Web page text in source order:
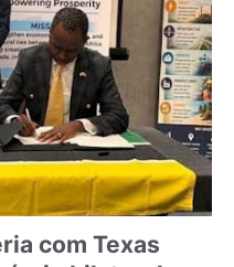
com Texas